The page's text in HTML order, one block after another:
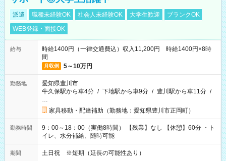
派遣 職種未経験OK 社会人未経験OK 大学生歓迎
ブランクOK
WEB登録・面接OK
給与
時給1400円（一律交通費込）収入11,200円 時給1400円×8時
間
月収例 5～10万円
勤務地
愛知県豊川市
牛久保駅から車4分 / 下地駅から車9分 / 豊川駅から車11分 /
…
家具移動・配達補助（勤務地：愛知県豊川市正岡町）
勤務時間
9：00～18：00（実働8時間） 【残業】なし 【休憩】60分 ・ト
イレ、水分補給、随時可能
期間 土日祝 ※短期（延長の可能性あり）